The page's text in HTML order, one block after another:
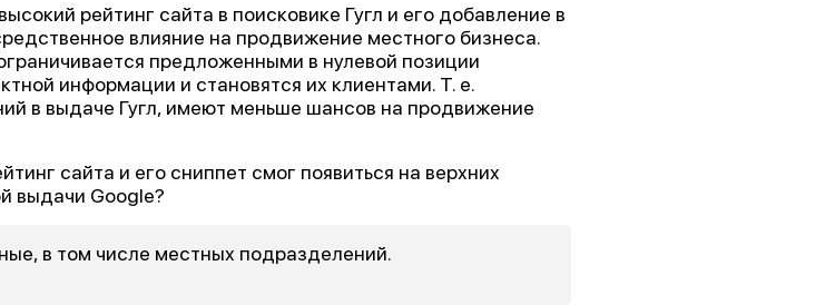
рейтинг сайта в поисковике Гугл и его добавление в
влияние на продвижение местного бизнеса.
предложенными в нулевой позиции
информации и становятся их клиентами. Т. е.
в выдаче Гугл, имеют меньше шансов на продвижение
сайта и его сниппет смог появиться на верхних
выдачи Google?
в том числе местных подразделений.